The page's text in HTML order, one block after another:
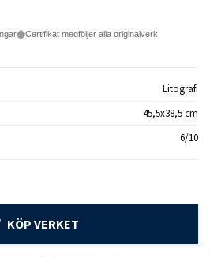
Certifikat medföljer alla originalverk
Litografi
45,5x38,5 cm
6/10
KÖP VERKET